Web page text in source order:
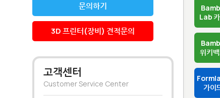
Lab
위키
가이
문의하기
3D 프린터(장비) 견적문의
고객센터
Customer Service Center